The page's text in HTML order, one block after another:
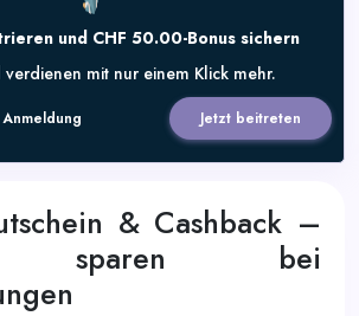
und CHF 50.00-Bonus sichern
mit nur einem Klick mehr.
Jetzt beitreten
Anmeldung
& Cashback –
sparen bei